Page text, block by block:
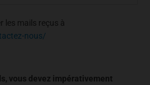
les mails reçus à
nous/
vous devez impérativement